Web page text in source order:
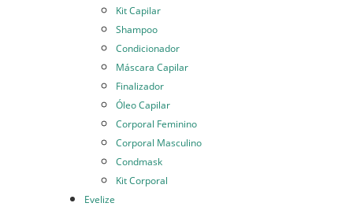
Kit Capilar
Shampoo
Condicionador
Máscara Capilar
Finalizador
Óleo Capilar
Corporal Feminino
Corporal Masculino
Condmask
Kit Corporal
Evelize